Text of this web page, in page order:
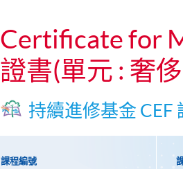
Certificate for
證書(單元 : 奢
持續進修基金 CEF
課程編號